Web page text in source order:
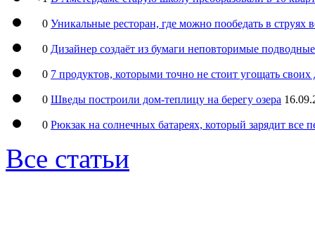
0 Уникальные ресторан, где можно пообедать в струях
0 Дизайнер создаёт из бумаги неповторимые
0 7 продуктов, которыми точно не стоит угощать
0 Шведы построили дом-теплицу на берегу озера
0 Рюкзак на солнечных батареях, который зарядит все
Все статьи